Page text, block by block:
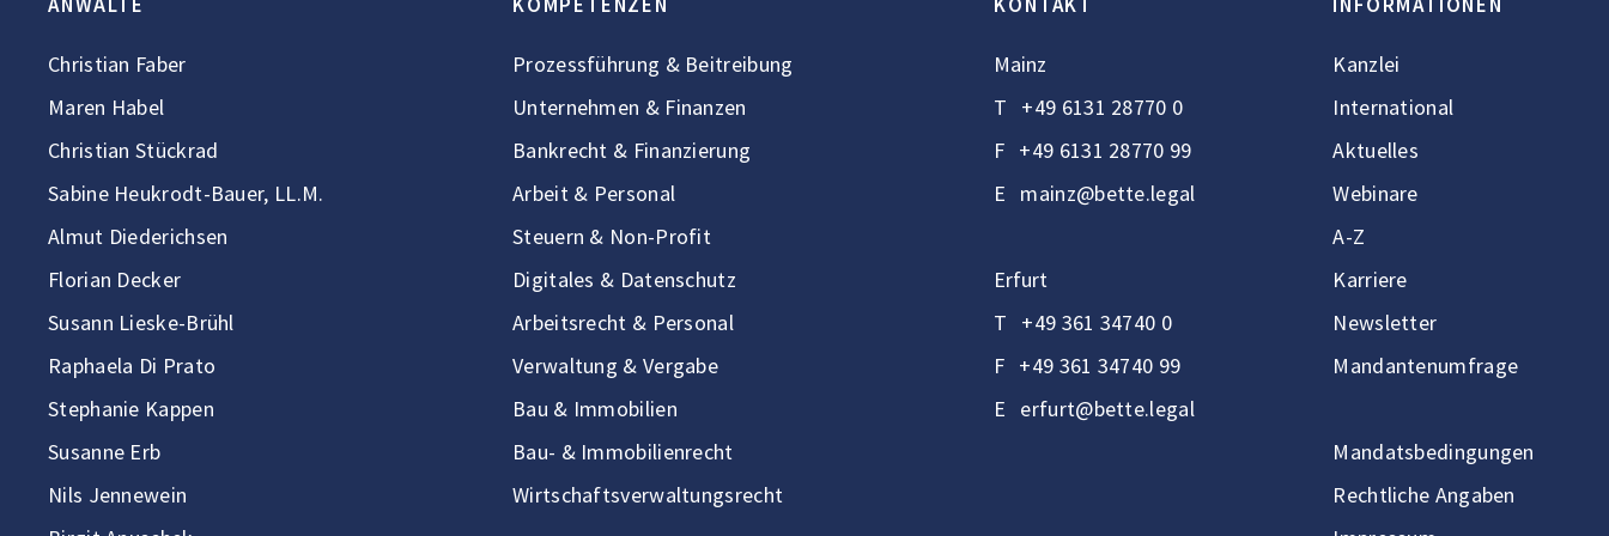
Christian Faber
Maren Habel
Christian Stückrad
Sabine Heukrodt-Bauer, LL.M.
Almut Diederichsen
Florian Decker
Susann Lieske-Brühl
Raphaela Di Prato
Stephanie Kappen
Susanne Erb
Nils Jennewein
Prozessführung & Beitreibung
Unternehmen & Finanzen
Bankrecht & Finanzierung
Arbeit & Personal
Steuern & Non-Profit
Digitales & Datenschutz
Arbeitsrecht & Personal
Verwaltung & Vergabe
Bau & Immobilien
Bau- & Immobilienrecht
Wirtschaftsverwaltungsrecht
Mainz
T +49 6131 28770 0
F +49 6131 28770 99
E mainz@bette.legal
Erfurt
T +49 361 34740 0
F +49 361 34740 99
E erfurt@bette.legal
Kanzlei
International
Aktuelles
Webinare
A-Z
Karriere
Newsletter
Mandantenumfrage
Mandatsbedingungen
Rechtliche Angaben